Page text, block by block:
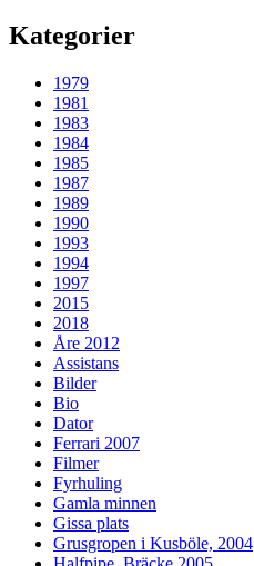
Kategorier
1979
1981
1983
1984
1985
1987
1989
1990
1993
1994
1997
2015
2018
Åre 2012
Assistans
Bilder
Bio
Dator
Ferrari 2007
Filmer
Fyrhuling
Gamla minnen
Gissa plats
Grusgropen i Kusböle, 2004